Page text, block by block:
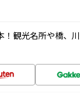
観光名所や橋、